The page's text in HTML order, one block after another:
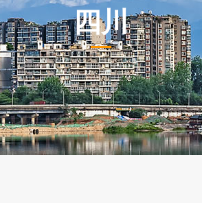
四川